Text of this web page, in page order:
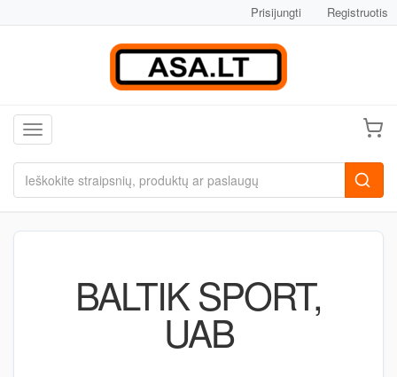
Prisijungti Registruotis
Toggle navigation
BALTIK SPORT,
UAB